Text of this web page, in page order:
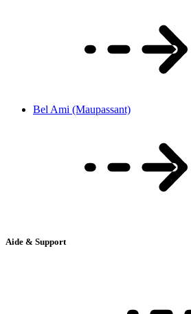
Bel Ami (Maupassant)
Aide & Support